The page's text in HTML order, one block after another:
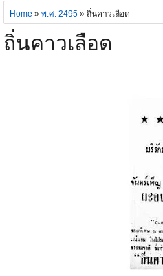
Home » พ.ศ. 2495 » ถิ่นคาวเลือด
ถิ่นคาวเลือด